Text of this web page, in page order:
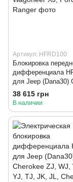
Артикул: HFRD100
Блокировка
дифференциала
для Jeep (Dana30)
Cherokee ZJ, WJ,
TJ, Cherokee XJ,
38 615 грн
В наличии